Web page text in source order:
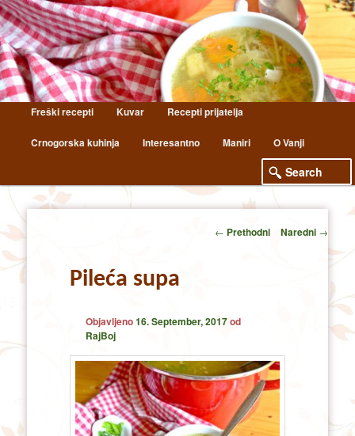
Main
Skip
to
primary
Skip
to
secondary
Freški recepti Kuvar Recepti prijatelja
Crnogorska kuhinja Interesantno Maniri O Vanji
Post
← Prethodni Naredni →
Pileća supa
Objavljeno16. September, 2017od
RajBoj